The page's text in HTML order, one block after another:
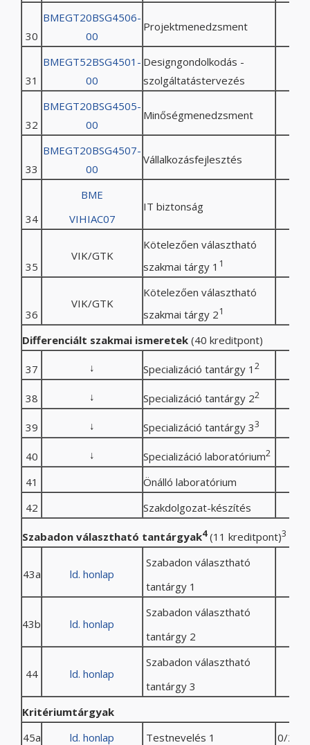
30
BMEGT20BSG4506-
00
Projektmenedzsment
31
BMEGT52BSG4501-
00
Designgondolkodás -
szolgáltatástervezés
32
BMEGT20BSG4505-
00
Minőségmenedzsment
33
BMEGT20BSG4507-
00
Vállalkozásfejlesztés
34
BME
VIHIAC07
IT biztonság
35
VIK/GTK
Kötelezően választható
szakmai tárgy 1 1
36
VIK/GTK
Kötelezően választható
szakmai tárgy 21
Differenciált szakmai ismeretek (40 kreditpont)
37 ↓ Specializáció tantárgy 1 2
38 ↓ Specializáció tantárgy 22
39 ↓ Specializáció tantárgy 33
40 ↓ Specializáció laboratórium2
41
Önálló laboratórium
42
Szakdolgozat-készítés
Szabadon választható tantárgyak4(11 kreditpont)3
43a ld. honlap
Szabadon választható
tantárgy 1
43b ld. honlap
Szabadon választható
tantárgy 2
44 ld. honlap
Szabadon választható
tantárgy 3
Kritériumtárgyak
45a
ld. honlap Testnevelés 1 0/2/